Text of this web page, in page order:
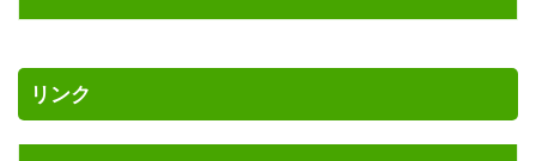
リンク